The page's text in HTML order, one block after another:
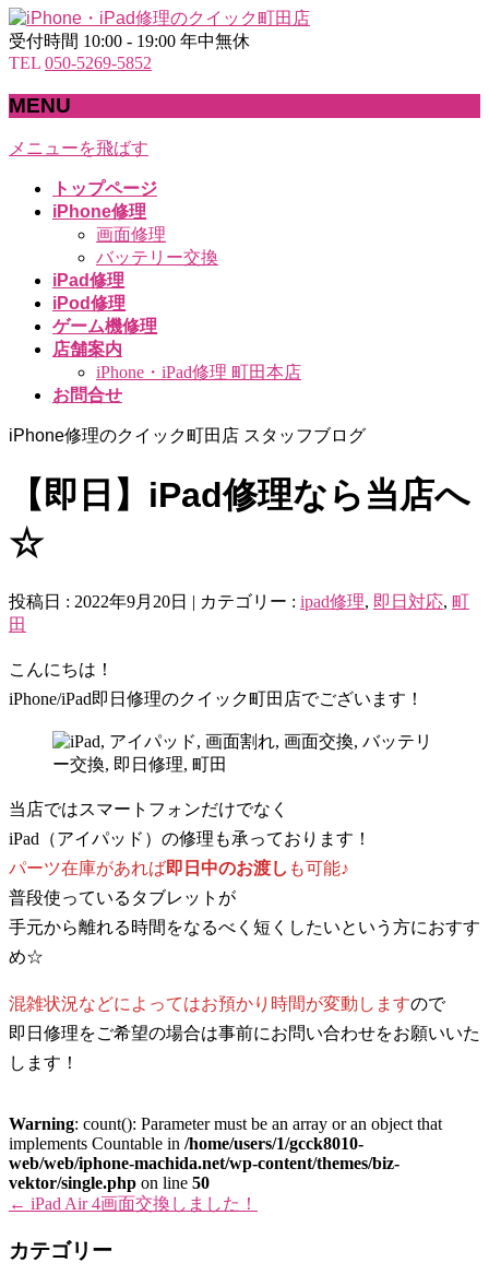
受付時間 10:00 - 19:00 年中無休
TEL 050-5269-5852
MENU
メニューを飛ばす
トップページ
iPhone修理
画面修理
バッテリー交換
iPad修理
iPod修理
ゲーム機修理
店舗案内
iPhone・iPad修理 町田本店
お問合せ
iPhone修理のクイック町田店 スタッフブログ
【即日】iPad修理なら当店へ
☆
投稿日 : 2022年9月20日 | カテゴリー : ipad修理, 即日対応, 町
田
こんにちは！
iPhone/iPad即日修理のクイック町田店でございます！
当店ではスマートフォンだけでなく
iPad（アイパッド）の修理も承っております！
パーツ在庫があれば即日中のお渡し も可能♪
普段使っているタブレットが
手元から離れる時間をなるべく短くしたいという方におすす
め☆
混雑状況などによってはお預かり時間が変動しますので
即日修理をご希望の場合は事前にお問い合わせをお願いいた
します！
Warning: count(): Parameter must be an array or an object that
implements Countable in /home/users/1/gcck8010-
web/web/iphone-machida.net/wp-content/themes/biz-
vektor/single.php on line 50
← iPad Air 4画面交換しました！
カテゴリー